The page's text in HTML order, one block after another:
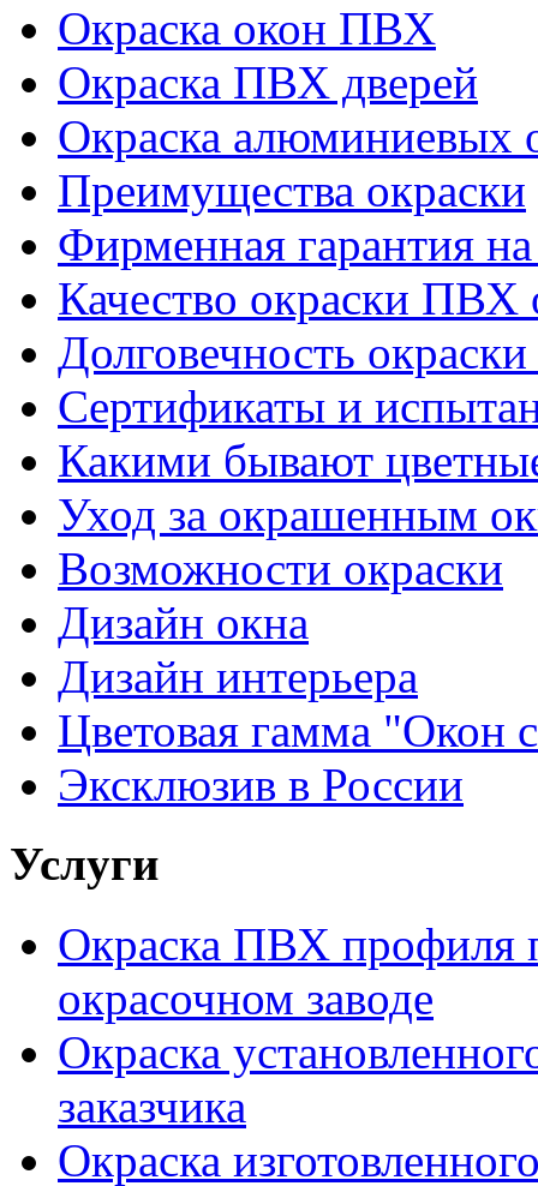
Окраска окон ПВХ
Окраска ПВХ дверей
Окраска алюминиевых
Преимущества окраски
Фирменная гарантия
Качество окраски ПВХ
Долговечность
Сертификаты и
Какими бывают
Уход за окрашенным
Возможности окраски
Дизайн окна
Дизайн интерьера
Цветовая гамма "Окон
Эксклюзив в России
Услуги
Окраска ПВХ профиля
окрасочном заводе
Окраска
заказчика
Окраска